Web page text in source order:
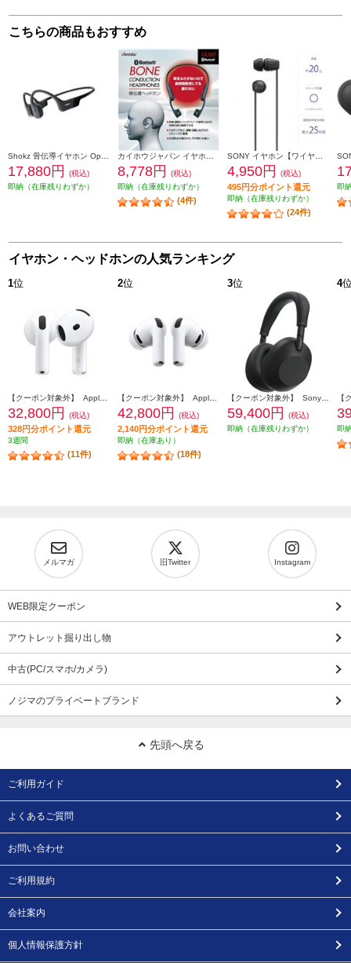
こちらの商品もおすすめ
Shokz 骨伝導イヤホン OpenRun【マイク対応 / Bluetooth/ブラック】 SKZEP000003
17,880円
(税込)
即納（在庫残りわずか）
カイホウジャパン イヤホン【ワイヤレス/Bluetooth/骨伝導/ブラック】 UU60
8,778円
(税込)
即納（在庫残りわずか）
(4件)
SONY イヤホン【ワイヤレス(ネックバンド)/Bluetooth/リモコン・マイク対応/最大25時間再生/ブラック】 WI-C100-BZ
4,950円 (税込)
495円分ポイント還元
即納（在庫残りわずか）
(24件)
即
イヤホン・ヘッドホンの人気ランキング
1位
【クーポン対象外】 Apple AirPods4 第4世代 イヤホン ノイズキャンセリング機能 インイヤー 完全ワイヤレス 空間オーディオ MXP93J-A
32,800円 (税込)
328円分ポイント還元
3週間
(11件)
2位
【クーポン対象外】 Apple AirPodsPro3 ワイヤレス(左右分離)/Bluetooth/カナル型/ノイズキャンセリング/ホワイト MFHP4J-A
42,800円 (税込)
2,140円分ポイント還元
即納（在庫あり）
(18件)
3位
【クーポン対象外】 Sony ヘッドホン ワイヤレスノイズキャンセリングステレオヘッドセット【Bluetooth/ハイレゾ対応 /リモコン・マイク対応 /ブラック】 WH-1000XM6-BM
59,400円
(税込)
即納（在庫残りわずか）
4
即
メルマガ 旧Twitter Instagram
WEB限定クーポン
アウトレット掘り出し物
中古(PC/スマホ/カメラ)
ノジマのプライベートブランド
先頭へ戻る
ご利用ガイド
よくあるご質問
お問い合わせ
ご利用規約
会社案内
個人情報保護方針